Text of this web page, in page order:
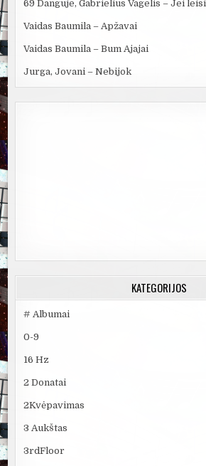
69 Danguje, Gabrielius Vagelis – Jei leisi
Vaidas Baumila – Apžavai
Vaidas Baumila – Bum Ajajai
Jurga, Jovani – Nebijok
KATEGORIJOS
# Albumai
0-9
16 Hz
2 Donatai
2Kvėpavimas
3 Aukštas
3rdFloor